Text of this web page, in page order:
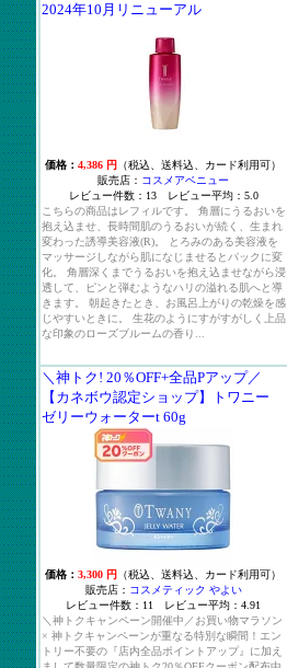
2024年10月リニューアル
価格： 4,386 円 （税込、送料込、カード利用可）
販売店： コスメアベニュー
レビュー件数：13 レビュー平均：5.0
こちらの商品はレフィルです。 角層にうるおいを
抱え込ませ、長時間肌のうるおいが続く、生まれ
変わった誘導美容液(R)。 とろみのある美容液を
マッサージしながら肌になじませるとパックに変
化。 角層深くまでうるおいを抱え込ませながら浸
透して、ピンと弾むようなハリの溢れる肌へと導
きます。 朝起きたとき、お風呂上がりの乾燥を感
じやすいときに。 生花のようにすがすがしく上品
な印象のローズブルームの香り...
＼神トク! 20％OFF+全品Pアップ／
【カネボウ認定ショップ】トワニー
ゼリーウォーターt 60g
価格： 3,300 円 （税込、送料込、カード利用可）
販売店： コスメティック やよい
レビュー件数：11 レビュー平均：4.91
＼神トクキャンペーン開催中／お買い物マラソン
× 神トクキャンペーンが重なる特別な瞬間！エン
トリー不要の『店内全品ポイントアップ』に加え